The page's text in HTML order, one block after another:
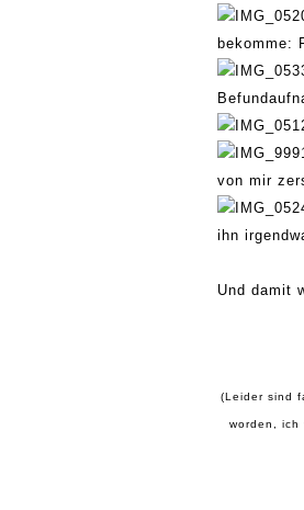
bekomme:
Befunda
von mir
ihn
Und damit
(L eider sind
worden, ich